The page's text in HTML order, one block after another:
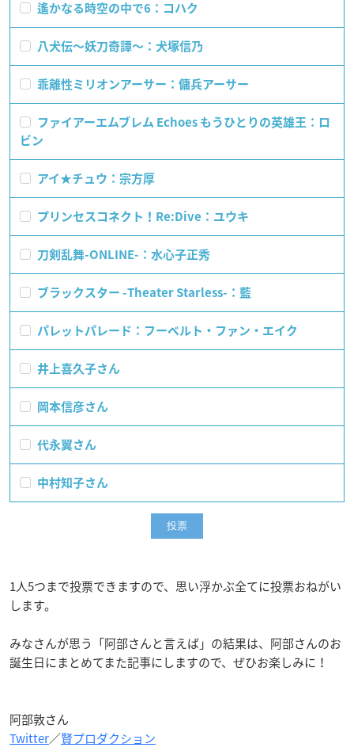
遙かなる時空の中で6：コハク
八犬伝〜妖刀奇譚〜：犬塚信乃
乖離性ミリオンアーサー：傭兵アーサー
ファイアーエムブレム Echoes もうひとりの英雄王：ロ
ビン
アイ★チュウ：宗方厚
プリンセスコネクト！Re:Dive：ユウキ
刀剣乱舞-ONLINE-：水心子正秀
ブラックスター -Theater Starless-：藍
パレットパレード：フーベルト・ファン・エイク
井上喜久子さん
岡本信彦さん
代永翼さん
中村知子さん
1人5つまで投票できますので、思い浮かぶ全てに投票おねがい
します。
みなさんが思う「阿部さんと言えば」の結果は、阿部さんのお
誕生日にまとめてまた記事にしますので、ぜひお楽しみに！
阿部敦さん
Twitter／賢プロダクション